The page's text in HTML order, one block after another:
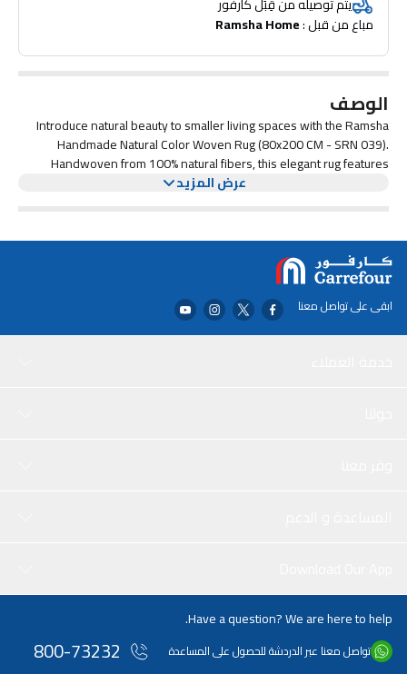
★ Maintenance: Simple to care for—regular vacuuming and spot
يتم توصيله من قِبَل كارفور
مباع من قبل : Ramsha Home
الوصف
Introduce natural beauty to smaller living spaces with the Ramsha
Handmade Natural Color Woven Rug (80x200 CM - SRN 039).
Handwoven from 100% natural fibers, this elegant rug features
earthy tones that complement any room’s décor. Ideal for hallways,
عرض المزيد
ابقى على تواصل معنا
Have a question? We are here to help.
تواصل معنا عبر الدردشة للحصول على المساعدة 800-73232